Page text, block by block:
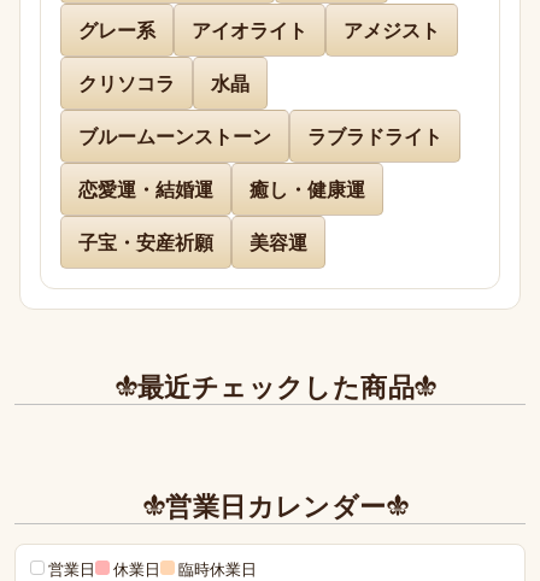
送り下さりまして有難うございました。
どのお品物も画像で見た以上に美しく、お迎えでき
て本当に嬉しかったです。
また、丁寧であたたかいお手紙やプレゼントまで同
封下さり有難うございました！感激致しました。
また今後とも利用させて頂きたく染み入りました。
本当にありがとうございました。
グレー系
アイオライト
アメジスト
クリソコラ
水晶
ブルームーンストーン
ラブラドライト
恋愛運・結婚運
癒し・健康運
子宝・安産祈願
美容運
最近チェックした商品
営業日カレンダー
営業日 休業日 臨時休業日